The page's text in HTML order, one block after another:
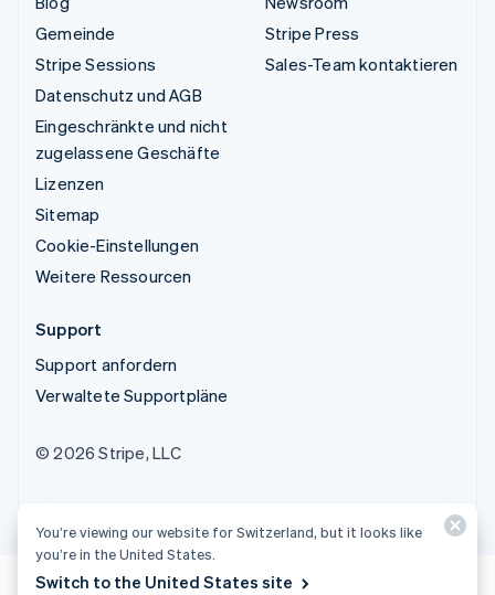
Gemeinde
Stripe Sessions
Datenschutz und AGB
Eingeschränkte und nicht
zugelassene Geschäfte
Lizenzen
Sitemap
Cookie-Einstellungen
Weitere Ressourcen
Stripe Press
Sales-Team kontaktieren
Support
Support anfordern
Verwaltete Supportpläne
© 2026 Stripe, LLC
You’re viewing our website for Switzerland, but it looks like
you’re in the United States.
Switch to the United States site